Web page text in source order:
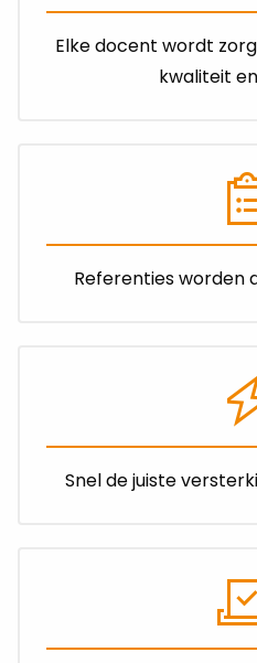
Elke docent wordt
kwaliteit
Referenties worden
Snel de juiste